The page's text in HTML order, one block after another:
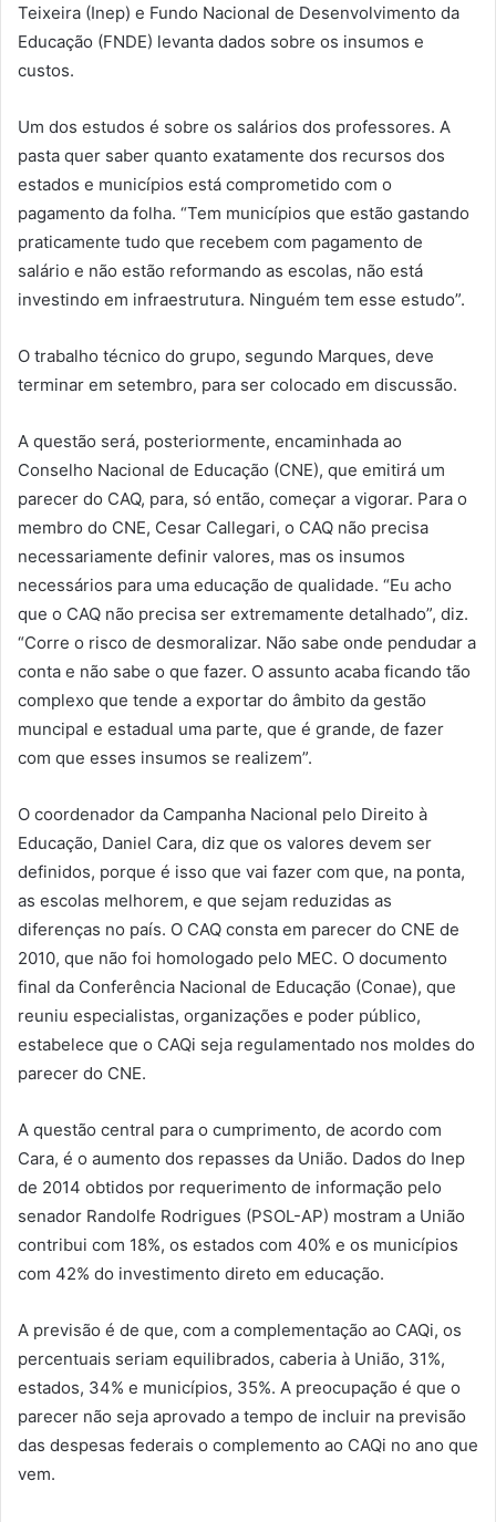
Teixeira (Inep) e Fundo Nacional de Desenvolvimento da
Educação (FNDE) levanta dados sobre os insumos e
custos.
Um dos estudos é sobre os salários dos professores. A
pasta quer saber quanto exatamente dos recursos dos
estados e municípios está comprometido com o
pagamento da folha. “Tem municípios que estão gastando
praticamente tudo que recebem com pagamento de
salário e não estão reformando as escolas, não está
investindo em infraestrutura. Ninguém tem esse estudo”.
O trabalho técnico do grupo, segundo Marques, deve
terminar em setembro, para ser colocado em discussão.
A questão será, posteriormente, encaminhada ao
Conselho Nacional de Educação (CNE), que emitirá um
parecer do CAQ, para, só então, começar a vigorar. Para o
membro do CNE, Cesar Callegari, o CAQ não precisa
necessariamente definir valores, mas os insumos
necessários para uma educação de qualidade. “Eu acho
que o CAQ não precisa ser extremamente detalhado”, diz.
“Corre o risco de desmoralizar. Não sabe onde pendudar a
conta e não sabe o que fazer. O assunto acaba ficando tão
complexo que tende a exportar do âmbito da gestão
muncipal e estadual uma parte, que é grande, de fazer
com que esses insumos se realizem”.
O coordenador da Campanha Nacional pelo Direito à
Educação, Daniel Cara, diz que os valores devem ser
definidos, porque é isso que vai fazer com que, na ponta,
as escolas melhorem, e que sejam reduzidas as
diferenças no país. O CAQ consta em parecer do CNE de
2010, que não foi homologado pelo MEC. O documento
final da Conferência Nacional de Educação (Conae), que
reuniu especialistas, organizações e poder público,
estabelece que o CAQi seja regulamentado nos moldes do
parecer do CNE.
A questão central para o cumprimento, de acordo com
Cara, é o aumento dos repasses da União. Dados do Inep
de 2014 obtidos por requerimento de informação pelo
senador Randolfe Rodrigues (PSOL-AP) mostram a União
contribui com 18%, os estados com 40% e os municípios
com 42% do investimento direto em educação.
A previsão é de que, com a complementação ao CAQi, os
percentuais seriam equilibrados, caberia à União, 31%,
estados, 34% e municípios, 35%. A preocupação é que o
parecer não seja aprovado a tempo de incluir na previsão
das despesas federais o complemento ao CAQi no ano que
vem.